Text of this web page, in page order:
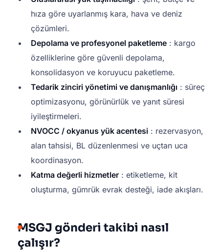
hıza göre uyarlanmış kara, hava ve deniz
çözümleri.
Depolama ve profesyonel paketleme : kargo
özelliklerine göre güvenli depolama,
konsolidasyon ve koruyucu paketleme.
Tedarik zinciri yönetimi ve danışmanlığı : süreç
optimizasyonu, görünürlük ve yanıt süresi
iyileştirmeleri.
NVOCC / okyanus yük acentesi : rezervasyon,
alan tahsisi, BL düzenlenmesi ve uçtan uca
koordinasyon.
Katma değerli hizmetler : etiketleme, kit
oluşturma, gümrük evrak desteği, iade akışları.
MSGJ gönderi takibi nasıl
çalışır?